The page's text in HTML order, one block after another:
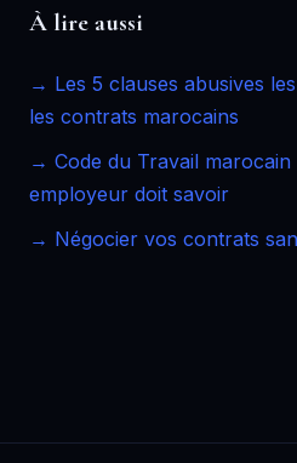
À lire aussi
→ Les 5 clauses abusives
les contrats marocains
→ Code du Travail
employeur doit savoir
→ Négocier vos contrats